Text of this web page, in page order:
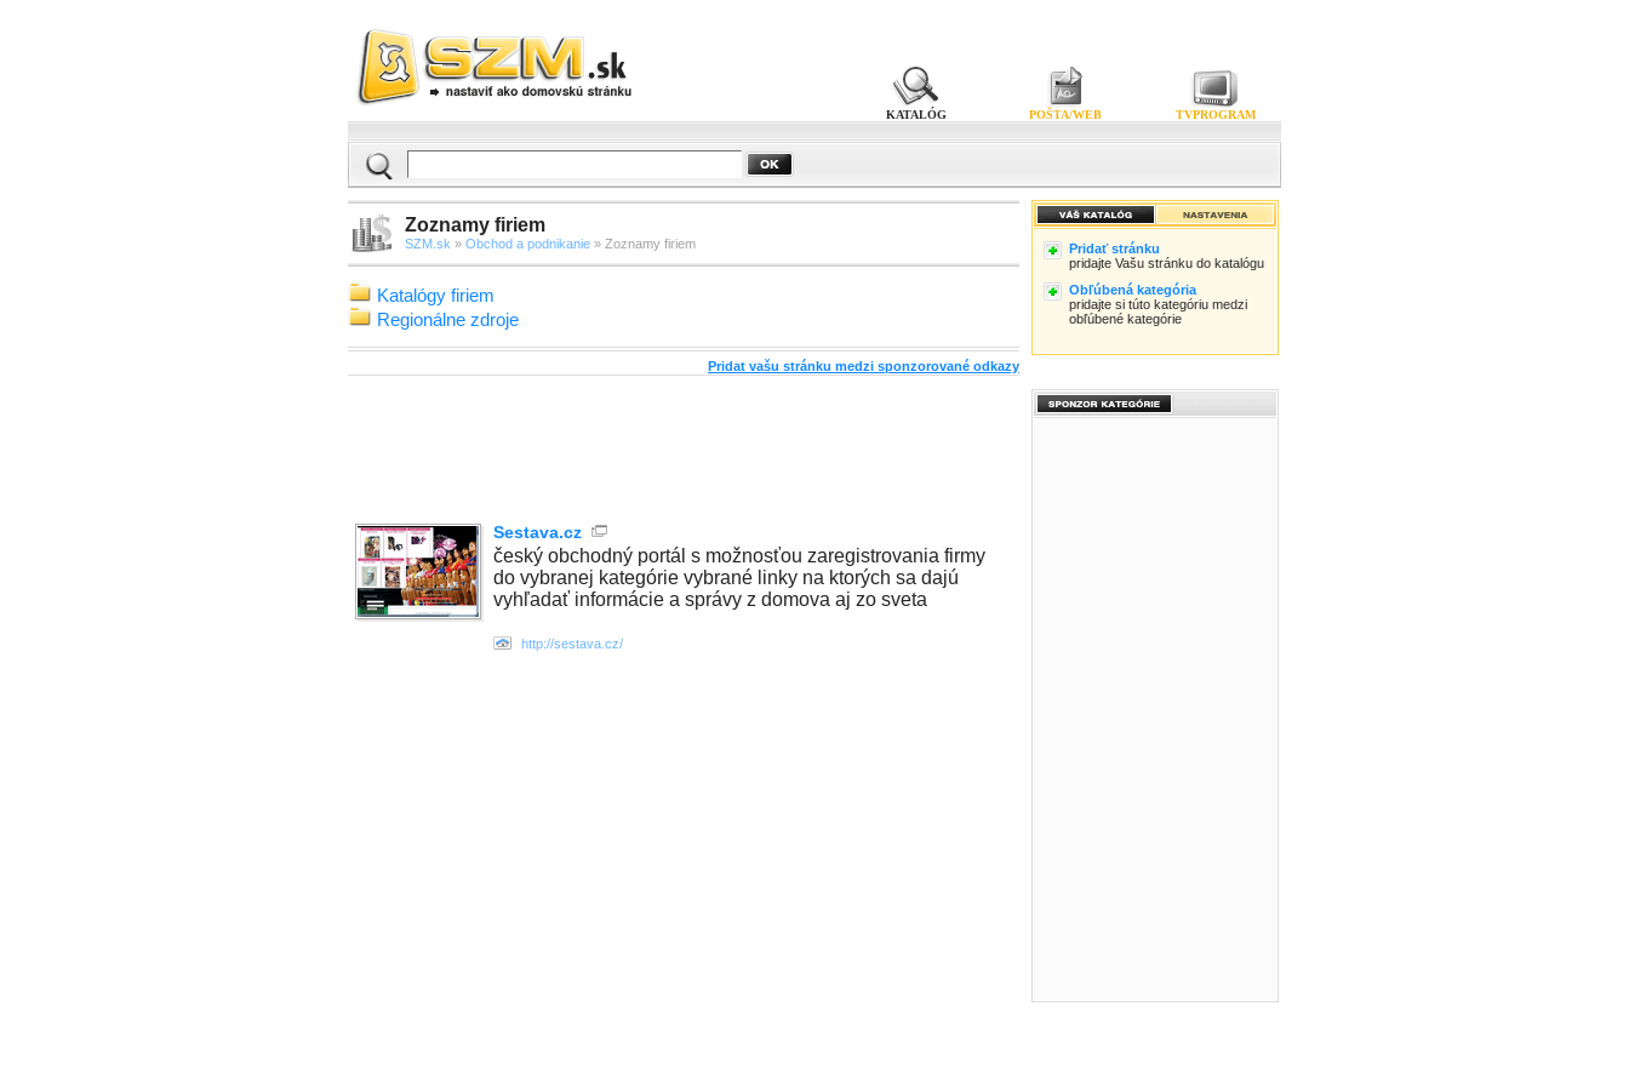
KATALÓG POŠTA/WEB TVPROGRAM
Zoznamy firiem
SZM.sk » Obchod a podnikanie » Zoznamy firiem
Katalógy firiem
Regionálne zdroje
Pridat vašu stránku medzi sponzorované odkazy
Sestava.cz
český obchodný portál s možnosťou zaregistrovania firmy
do vybranej kategórie vybrané linky na ktorých sa dajú
vyhľadať informácie a správy z domova aj zo sveta
http://sestava.cz/
Pridať stránku
pridajte Vašu stránku do katalógu
Obľúbená kategória
pridajte si túto kategóriu medzi
obľúbené kategórie